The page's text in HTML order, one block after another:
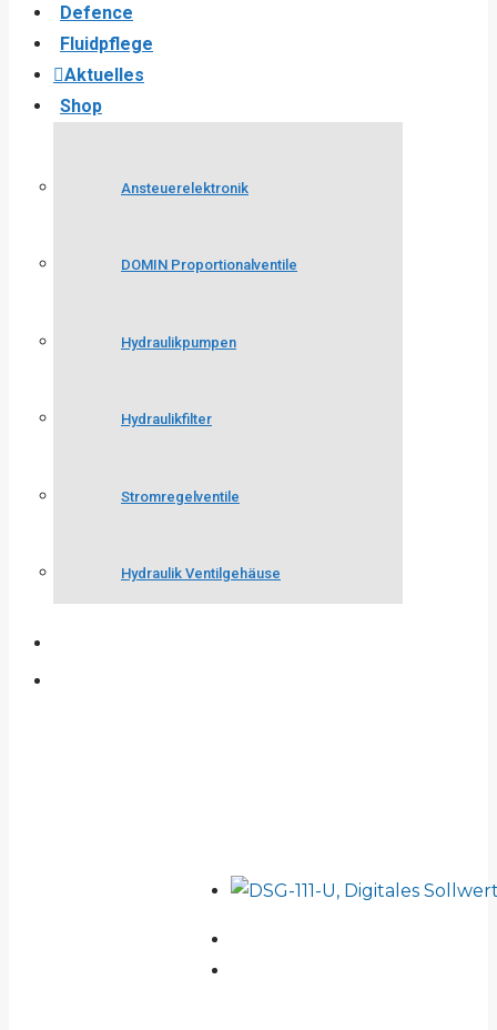
Defence
Fluidpflege
Aktuelles
Shop
Ansteuerelektronik
DOMIN Proportionalventile
Hydraulikpumpen
Hydraulikfilter
Stromregelventile
Hydraulik Ventilgehäuse